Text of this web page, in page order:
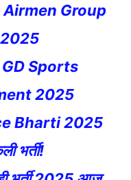
Group
Sports
2025
Bharti 2025
भर्ती!